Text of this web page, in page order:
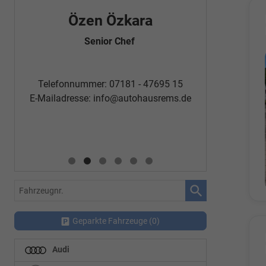
Özen Özkara
Senior Chef
Telefonnummer: 07181 - 47695 15
E-Mailadresse: info@autohausrems.de
E-
Fahrzeugnr.
Geparkte Fahrzeuge (0)
Audi